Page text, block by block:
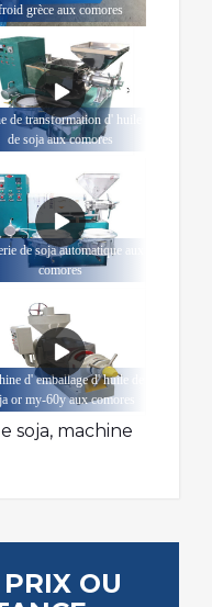
grèce aux comores
de transformation d' huile
de soja aux comores
de soja automatique aux
comores
d' emballage d' huile de
or my-60y aux comores
soja, machine
OU